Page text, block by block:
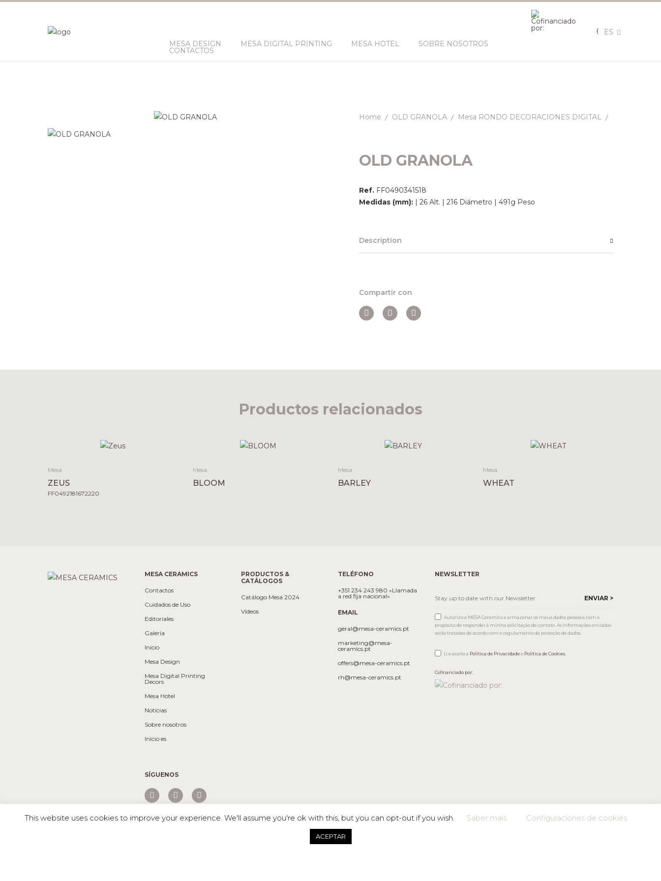
MESA DESIGN MESA DIGITAL PRINTING MESA HOTEL SOBRE NOSOTROS
CONTACTOS
ES
Home OLD GRANOLA Mesa RONDO DECORACIONES DIGITAL
OLD GRANOLA
Ref. FF0490341518
Medidas (mm): | 26 Alt. | 216 Diámetro | 491g Peso
Description
Compartir con
Productos relacionados
Mesa
ZEUS
FF0492181672220
Mesa
BLOOM
Mesa
BARLEY
Mesa
WHEAT
MESA CERAMICS
Contactos
Cuidados de Uso
Editoriales
Galería
Inicio
Mesa Design
Mesa Digital Printing
Decors
Mesa Hotel
Noticias
Sobre nosotros
Inicio es
SÍGUENOS
PRODUCTOS &
CATÁLOGOS
Catálogo Mesa 2024
Vídeos
TELÉFONO
+351 234 243 980 «Llamada
a red fija nacional»
EMAIL
geral@mesa-ceramics.pt
marketing@mesa-
ceramics.pt
offers@mesa-ceramics.pt
rh@mesa-ceramics.pt
NEWSLETTER
Autorizo a MESA Ceramics a armazenar os meus dados pessoais com a
propósito de responder à minha solicitação de contato. As informações enviadas
serão tratadas de acordo com o regulamento de proteção de dados.
Li e aceito a Política de Privacidadee Política de Cookies.
Cofinanciado por:
This website uses cookies to improve your experience. We'll assume you're ok with this, but you can opt-out if you wish. Saber mais Configuraciones de cookies
ACEPTAR